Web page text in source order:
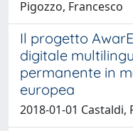
Pigozzo, Francesco
Il progetto
digitale
permanente in
europea
2018-01-01 Castaldi,